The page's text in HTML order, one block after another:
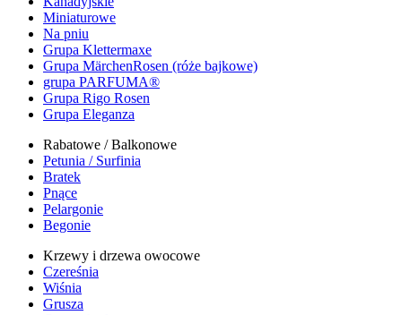
Miniaturowe
Na pniu
Grupa Klettermaxe
Grupa MärchenRosen (róże bajkowe)
grupa PARFUMA®
Grupa Rigo Rosen
Grupa Eleganza
Rabatowe / Balkonowe
Petunia / Surfinia
Bratek
Pnące
Pelargonie
Begonie
Krzewy i drzewa owocowe
Czereśnia
Wiśnia
Grusza